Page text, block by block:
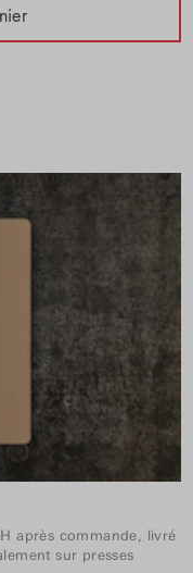
après commande, livré
sur presses